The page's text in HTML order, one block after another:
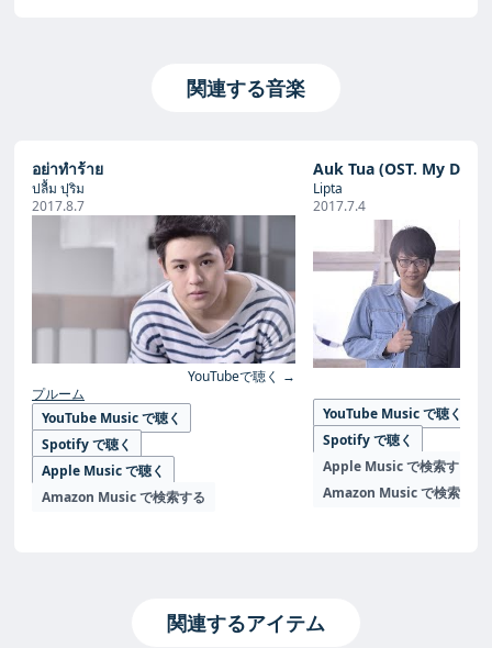
関連する音楽
อย่าทำร้าย
ปลื้ม ปุริม
2017.8.7
YouTubeで聴く →
プルーム
YouTube Music で聴く
Spotify で聴く
Apple Music で聴く
Amazon Music で検索する
Auk Tua (OST. My Dear
Lipta
2017.7.4
YouTube Music で聴く
Spotify で聴く
Apple Music で検索する
Amazon Music で検索する
関連するアイテム